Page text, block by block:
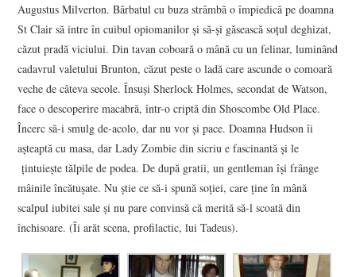
Augustus Milverton. Bărbatul cu buza strâmbă o împiedică pe doamna
St Clair să intre în cuibul opiomanilor şi să-şi găsească soţul deghizat,
căzut pradă viciului. Din tavan coboară o mână cu un felinar, luminând
cadavrul valetului Brunton, căzut peste o ladă care ascunde o comoară
veche de câteva secole. Însuşi Sherlock Holmes, secondat de Watson,
face o descoperire macabră, într-o criptă din Shoscombe Old Place.
Încerc să-i smulg de-acolo, dar nu vor şi pace. Doamna Hudson îi
aşteaptă cu masa, dar Lady Zombie din sicriu e fascinantă şi le
ţintuieşte tălpile de podea. De după gratii, un gentleman îşi frânge
mâinile încătuşate. Nu ştie ce să-i spună soţiei, care ţine în mână
scalpul iubitei sale şi nu pare convinsă că merită să-l scoată din
închisoare. (Îi arăt scena, profilactic, lui Tadeus).